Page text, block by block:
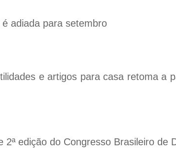
adiada para setembro
e artigos para casa retoma a
2ª edição do Congresso Brasileiro de